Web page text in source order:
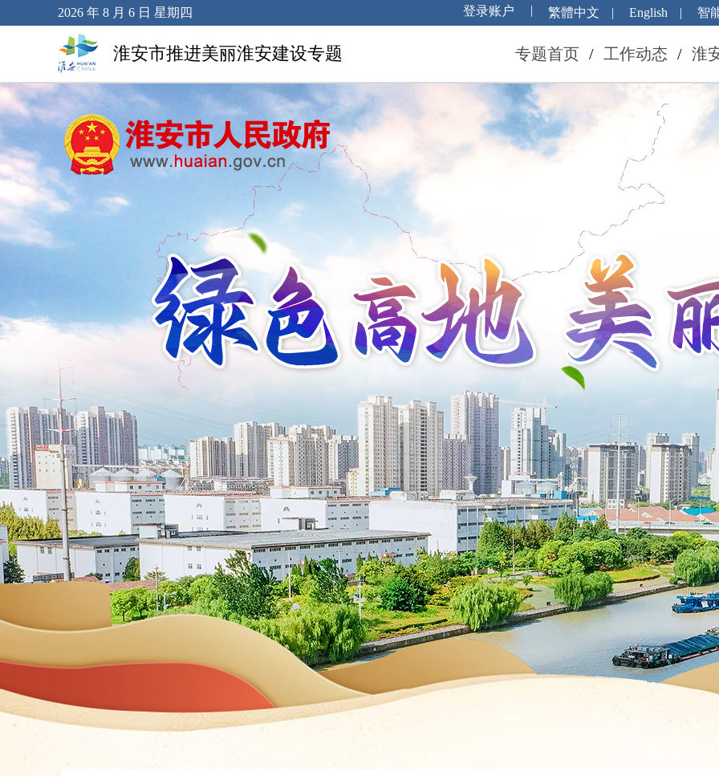
2026 年 8 月 6 日 星期四 繁體中文 | English | 智
淮安市推进美丽淮安建设专题 专题首页 / 工作动态 / 淮